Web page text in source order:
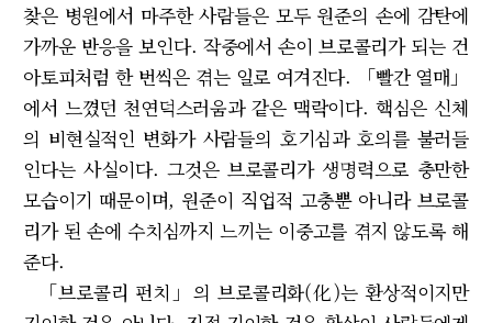
찾은 병원에서 마주한 사람들은 모두 원준의 손에 감탄에
가까운 반응을 보인다. 작중에서 손이 브로콜리가 되는 건
아토피처럼 한 번씩은 겪는 일로 여겨진다. 「빨간 열매」
에서 느꼈던 천연덕스러움과 같은 맥락이다. 핵심은 신체
의 비현실적인 변화가 사람들의 호기심과 호의를 불러들
인다는 사실이다. 그것은 브로콜리가 생명력으로 충만한
모습이기 때문이며, 원준이 직업적 고충뿐 아니라 브로콜
리가 된 손에 수치심까지 느끼는 이중고를 겪지 않도록 해
준다.
「브로콜리 펀치」의 브로콜리화(化)는 환상적이지만